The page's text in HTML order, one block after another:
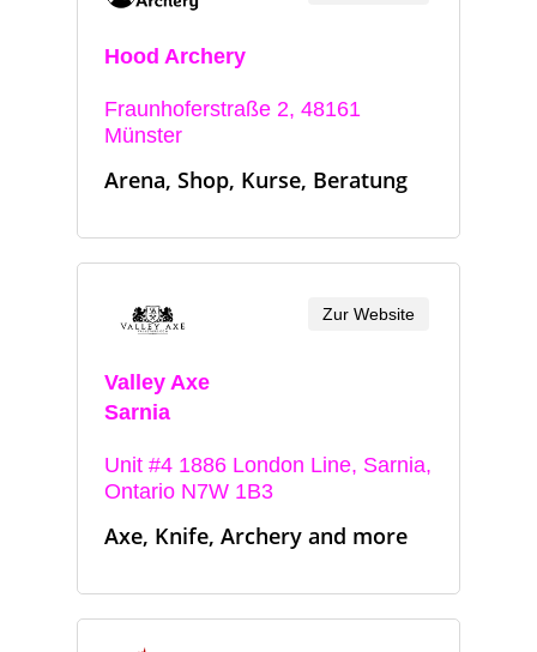
Hood Archery
Fraunhoferstraße 2, 48161
Münster
Arena, Shop, Kurse, Beratung
Valley Axe
Sarnia
Unit #4 1886 London Line, Sarnia,
Ontario N7W 1B3
Axe, Knife, Archery and more
Zur Website